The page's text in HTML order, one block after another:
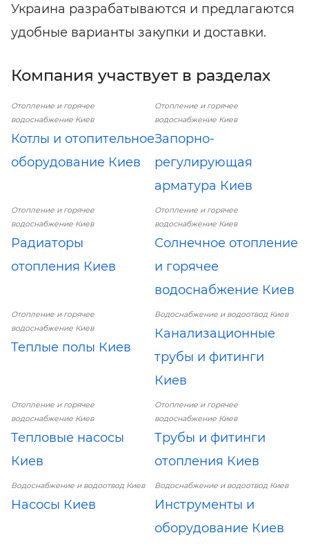
Украина разрабатываются и предлагаются
удобные варианты закупки и доставки.
Компания участвует в разделах
Отопление и горячее
водоснабжение Киев
Котлы и отопительное
оборудование Киев
Отопление и горячее
водоснабжение Киев
Запорно-
регулирующая
арматура Киев
Отопление и горячее
водоснабжение Киев
Радиаторы
отопления Киев
Отопление и горячее
водоснабжение Киев
Солнечное отопление
и горячее
водоснабжение Киев
Отопление и горячее
водоснабжение Киев
Теплые полы Киев
Водоснабжение и водоотвод Киев
Канализационные
трубы и фитинги
Киев
Отопление и горячее
водоснабжение Киев
Тепловые насосы
Киев
Отопление и горячее
водоснабжение Киев
Трубы и фитинги
отопления Киев
Водоснабжение и водоотвод Киев
Насосы Киев
Водоснабжение и водоотвод Киев
Инструменты и
оборудование Киев